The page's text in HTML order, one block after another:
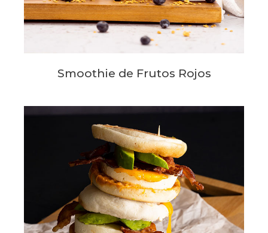
Smoothie de Frutos Rojos